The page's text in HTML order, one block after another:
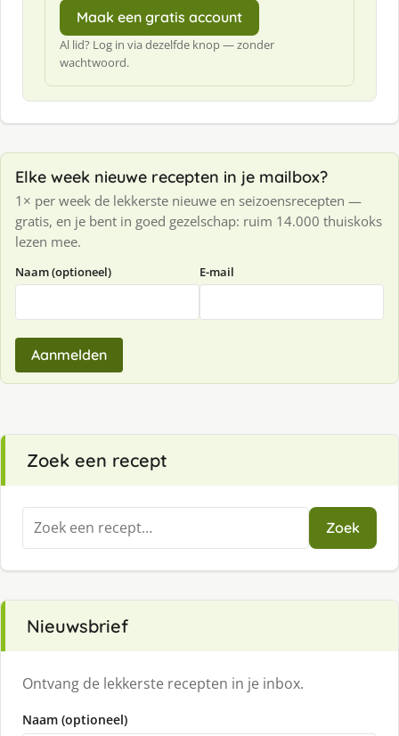
Maak een gratis account
Al lid? Log in via dezelfde knop — zonder
wachtwoord.
Elke week nieuwe recepten in je mailbox?
1× per week de lekkerste nieuwe en seizoensrecepten —
gratis, en je bent in goed gezelschap: ruim 14.000 thuiskoks
lezen mee.
Naam (optioneel) E-mail
Aanmelden
Zoek een recept
Zoeken
naar:
Zoek
Nieuwsbrief
Ontvang de lekkerste recepten in je inbox.
Naam (optioneel)